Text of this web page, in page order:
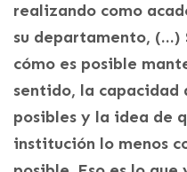
realizando como
su departamento, (…)
cómo es posible
sentido, la
posibles y la idea de
institución lo menos